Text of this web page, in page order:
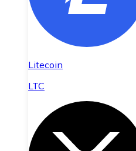
Litecoin
LTC